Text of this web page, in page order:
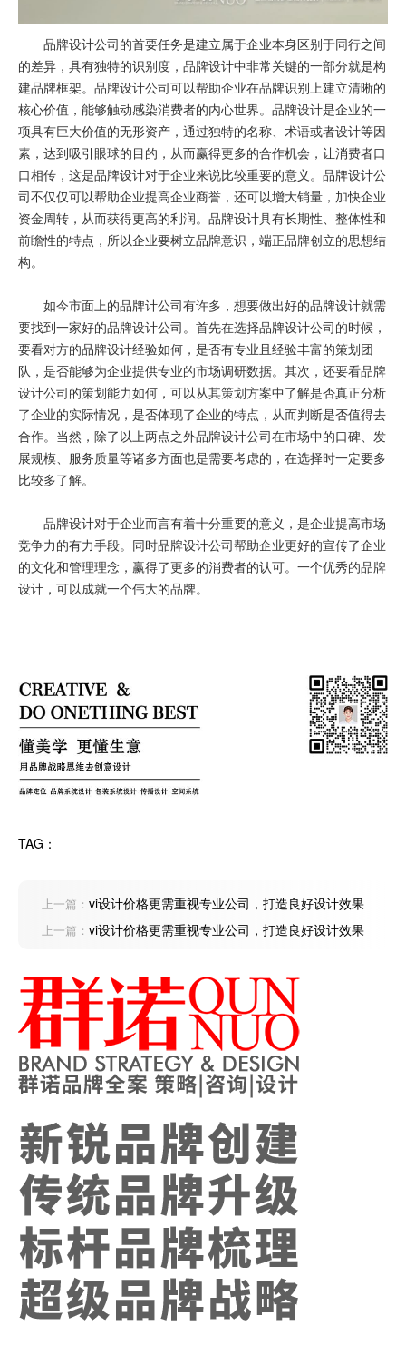
品牌设计公司的首要任务是建立属于企业本身区别于同行之间
的差异，具有独特的识别度，品牌设计中非常关键的一部分就是构
建品牌框架。品牌设计公司可以帮助企业在品牌识别上建立清晰的
核心价值，能够触动感染消费者的内心世界。品牌设计是企业的一
项具有巨大价值的无形资产，通过独特的名称、术语或者设计等因
素，达到吸引眼球的目的，从而赢得更多的合作机会，让消费者口
口相传，这是品牌设计对于企业来说比较重要的意义。品牌设计公
司不仅仅可以帮助企业提高企业商誉，还可以增大销量，加快企业
资金周转，从而获得更高的利润。品牌设计具有长期性、整体性和
前瞻性的特点，所以企业要树立品牌意识，端正品牌创立的思想结
构。
如今市面上的品牌计公司有许多，想要做出好的品牌设计就需
要找到一家好的品牌设计公司。首先在选择品牌设计公司的时候，
要看对方的品牌设计经验如何，是否有专业且经验丰富的策划团
队，是否能够为企业提供专业的市场调研数据。其次，还要看品牌
设计公司的策划能力如何，可以从其策划方案中了解是否真正分析
了企业的实际情况，是否体现了企业的特点，从而判断是否值得去
合作。当然，除了以上两点之外品牌设计公司在市场中的口碑、发
展规模、服务质量等诸多方面也是需要考虑的，在选择时一定要多
比较多了解。
品牌设计对于企业而言有着十分重要的意义，是企业提高市场
竞争力的有力手段。同时品牌设计公司帮助企业更好的宣传了企业
的文化和管理理念，赢得了更多的消费者的认可。一个优秀的品牌
设计，可以成就一个伟大的品牌。
TAG：
上一篇： vi设计价格更需重视专业公司，打造良好设计效果
上一篇： vi设计价格更需重视专业公司，打造良好设计效果